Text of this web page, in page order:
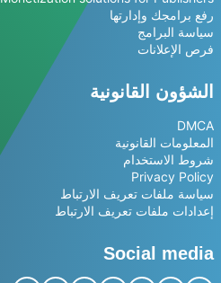
رفع برامجك وإدارتها
سياسة البرامج
فرص الإعلانات
الشؤون القانونية
DMCA
المعلومات القانونية
شروط الاستخدام
Privacy Policy
سياسة ملفات تعريف الارتباط
إعدادات ملفات تعريف الارتباط
Social media